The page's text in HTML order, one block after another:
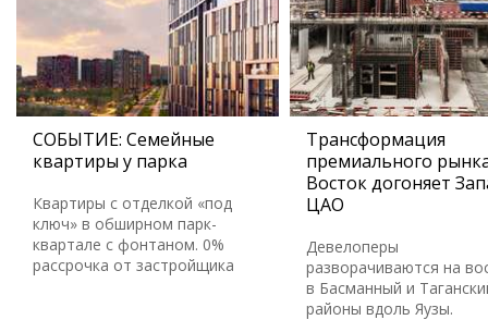
СОБЫТИЕ: Семейные
квартиры у парка
Квартиры с отделкой «под
ключ» в обширном парк-
квартале с фонтаном. 0%
рассрочка от застройщика
Трансформация
премиального
Восток догоняет
ЦАО
Девелоперы
разворачиваются на
в Басманный и
районы вдоль Яузы.